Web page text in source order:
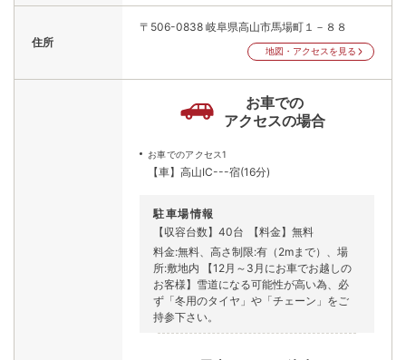
住所
〒506-0838 岐阜県高山市馬場町１－８８
地図・アクセスを見る
お車での
アクセスの場合
お車でのアクセス1
【車】高山IC---宿(16分)
駐車場情報
【収容台数】40台
【料金】無料
料金:無料、高さ制限:有（2mまで）、場
所:敷地内 【12月～3月にお車でお越しの
お客様】雪道になる可能性が高い為、必
ず「冬用のタイヤ」や「チェーン」をご
持参下さい。